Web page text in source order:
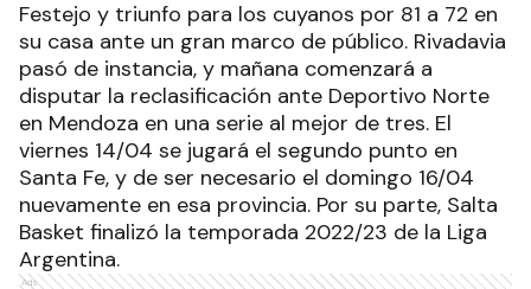
Festejo y triunfo para los cuyanos por 81 a 72 en
su casa ante un gran marco de público. Rivadavia
pasó de instancia, y mañana comenzará a
disputar la reclasificación ante Deportivo Norte
en Mendoza en una serie al mejor de tres. El
viernes 14/04 se jugará el segundo punto en
Santa Fe, y de ser necesario el domingo 16/04
nuevamente en esa provincia. Por su parte, Salta
Basket finalizó la temporada 2022/23 de la Liga
Argentina.
Ads